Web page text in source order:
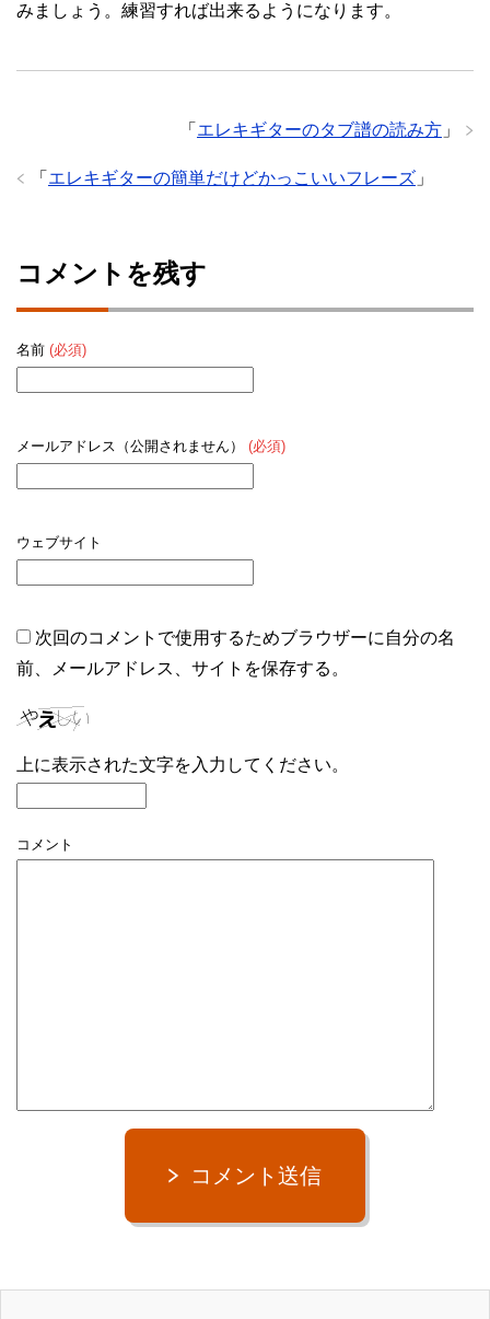
みましょう。練習すれば出来るようになります。
「 エレキギターのタブ譜の読み方 」
「 エレキギターの簡単だけどかっこいいフレーズ 」
コメントを残す
名前 (必須)
メールアドレス（公開されません） (必須)
ウェブサイト
次回のコメントで使用するためブラウザーに自分の名
前、メールアドレス、サイトを保存する。
上に表示された文字を入力してください。
コメント
コメント送信